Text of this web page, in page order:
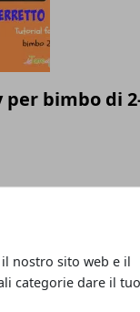
nostro sito web e il
categorie dare il
bimbo di